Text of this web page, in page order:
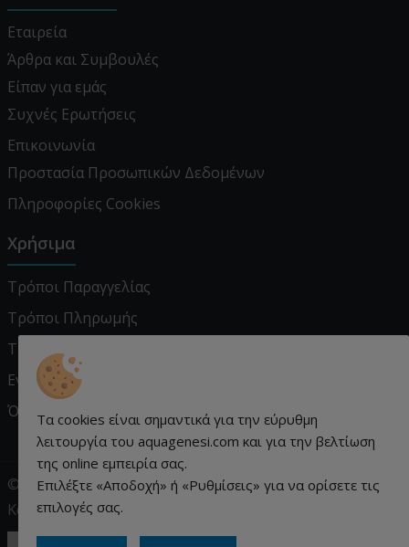
Εταιρεία
Άρθρα και Συμβουλές
Είπαν για εμάς
Συχνές Ερωτήσεις
Επικοινωνία
Προστασία Προσωπικών Δεδομένων
Πληροφορίες Cookies
Χρήσιμα
Τρόποι Παραγγελίας
Τρόποι Πληρωμής
Τρόποι Αποστολής
Εγγύηση - Επιστροφές
Όροι χρήσης
© aquagenesi.com 2026. All rights reserved.
Κατασκευή ιστοσελίδων qualityweb.gr.
Τα cookies είναι σημαντικά για την εύρυθμη
λειτουργία του aquagenesi.com και για την βελτίωση
της online εμπειρία σας.
Επιλέξτε «Αποδοχή» ή «Ρυθμίσεις» για να ορίσετε τις
επιλογές σας.